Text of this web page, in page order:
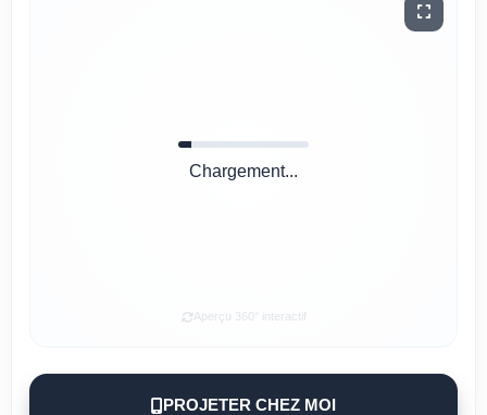
Chargement...
Aperçu 360° interactif
PROJETER CHEZ MOI